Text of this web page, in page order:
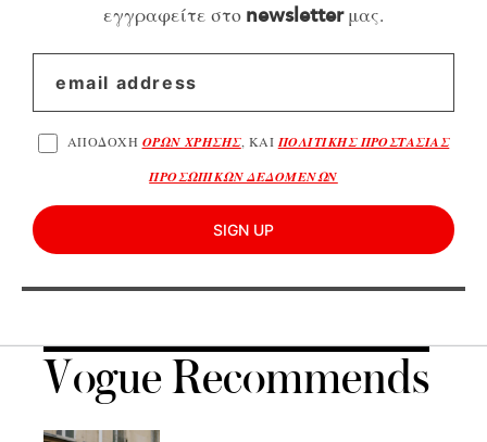
εγγραφείτε στο newsletterμας.
ΑΠΟΔΟΧΗ ΟΡΩΝ ΧΡΗΣΗΣ, ΚΑΙΠΟΛΙΤΙΚΗΣ ΠΡΟΣΤΑΣΙΑΣ
ΠΡΟΣΩΠΙΚΩΝ ΔΕΔΟΜΕΝΩΝ
SIGN UP
Vogue Recommends